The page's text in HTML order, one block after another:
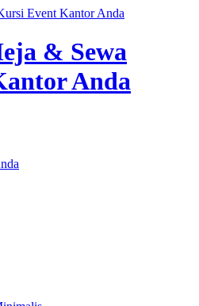
& Sewa
Anda